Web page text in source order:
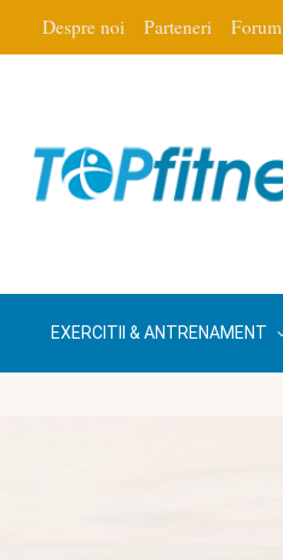
Despre noi Parteneri Forum
EXERCITII & ANTRENAMENT